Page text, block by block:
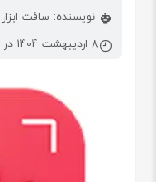
نویسنده: سافت ابزار
8 اردیبهشت 1404 در 1:48 ب.ظ